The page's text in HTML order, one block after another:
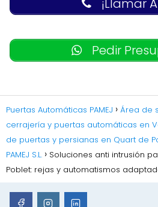
¡Llamar
Pedir
Puertas Automáticas PAMEJ
Área de
cerrajería y puertas automáticas en
de puertas y persianas en Quart de
PAMEJ S.L.
Soluciones anti intrusión
Poblet: rejas y automatismos